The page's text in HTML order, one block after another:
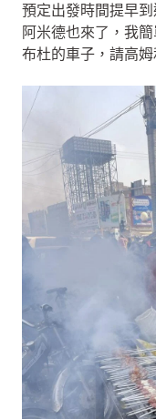
預定出發時間提早
阿米德也來了，我
布杜的車子，請高